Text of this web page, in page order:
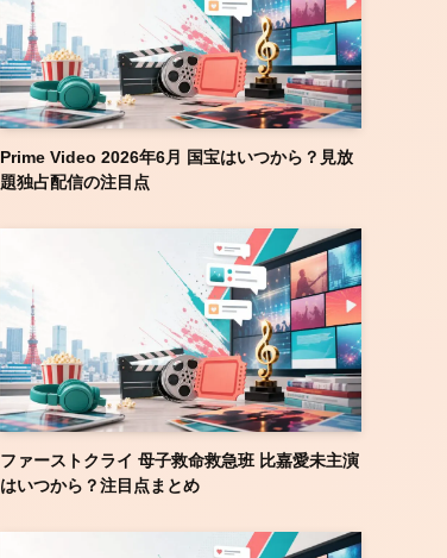
Prime Video 2026年6月 国宝はいつから？見放
題独占配信の注目点
ファーストクライ 母子救命救急班 比嘉愛未主演
はいつから？注目点まとめ